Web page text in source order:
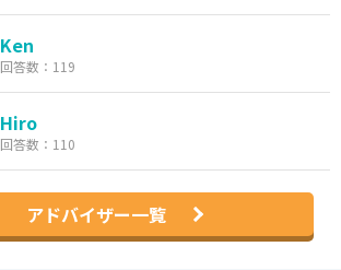
Ken
回答数：119
Hiro
回答数：110
アドバイザー一覧